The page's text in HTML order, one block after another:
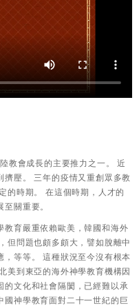
教會成長的主要推力之一。 近
擠壓。 三年的疫情又重創眾多教
的時期。 在這個時期，人才的
關重要。
教育嚴重依賴歐美，韓國和海外
但問題也頗多頗大，譬如脫離中
，等等。 這種狀況至今沒有根本
美到東亞的海外神學教育機構因
文化和社會隔閡，已經難以承
神學教育面對二十一世紀的巨